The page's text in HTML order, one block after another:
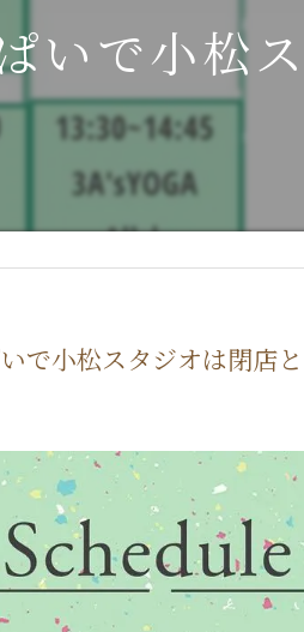
MALE
いで小松
で小松スタジオは閉店